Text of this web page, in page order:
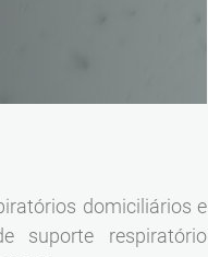
domiciliários e
suporte respiratório